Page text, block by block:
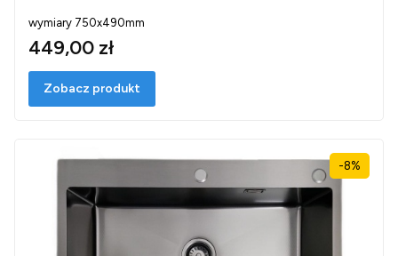
wymiary 750x490mm
449,00 zł
Zobacz produkt
-8%